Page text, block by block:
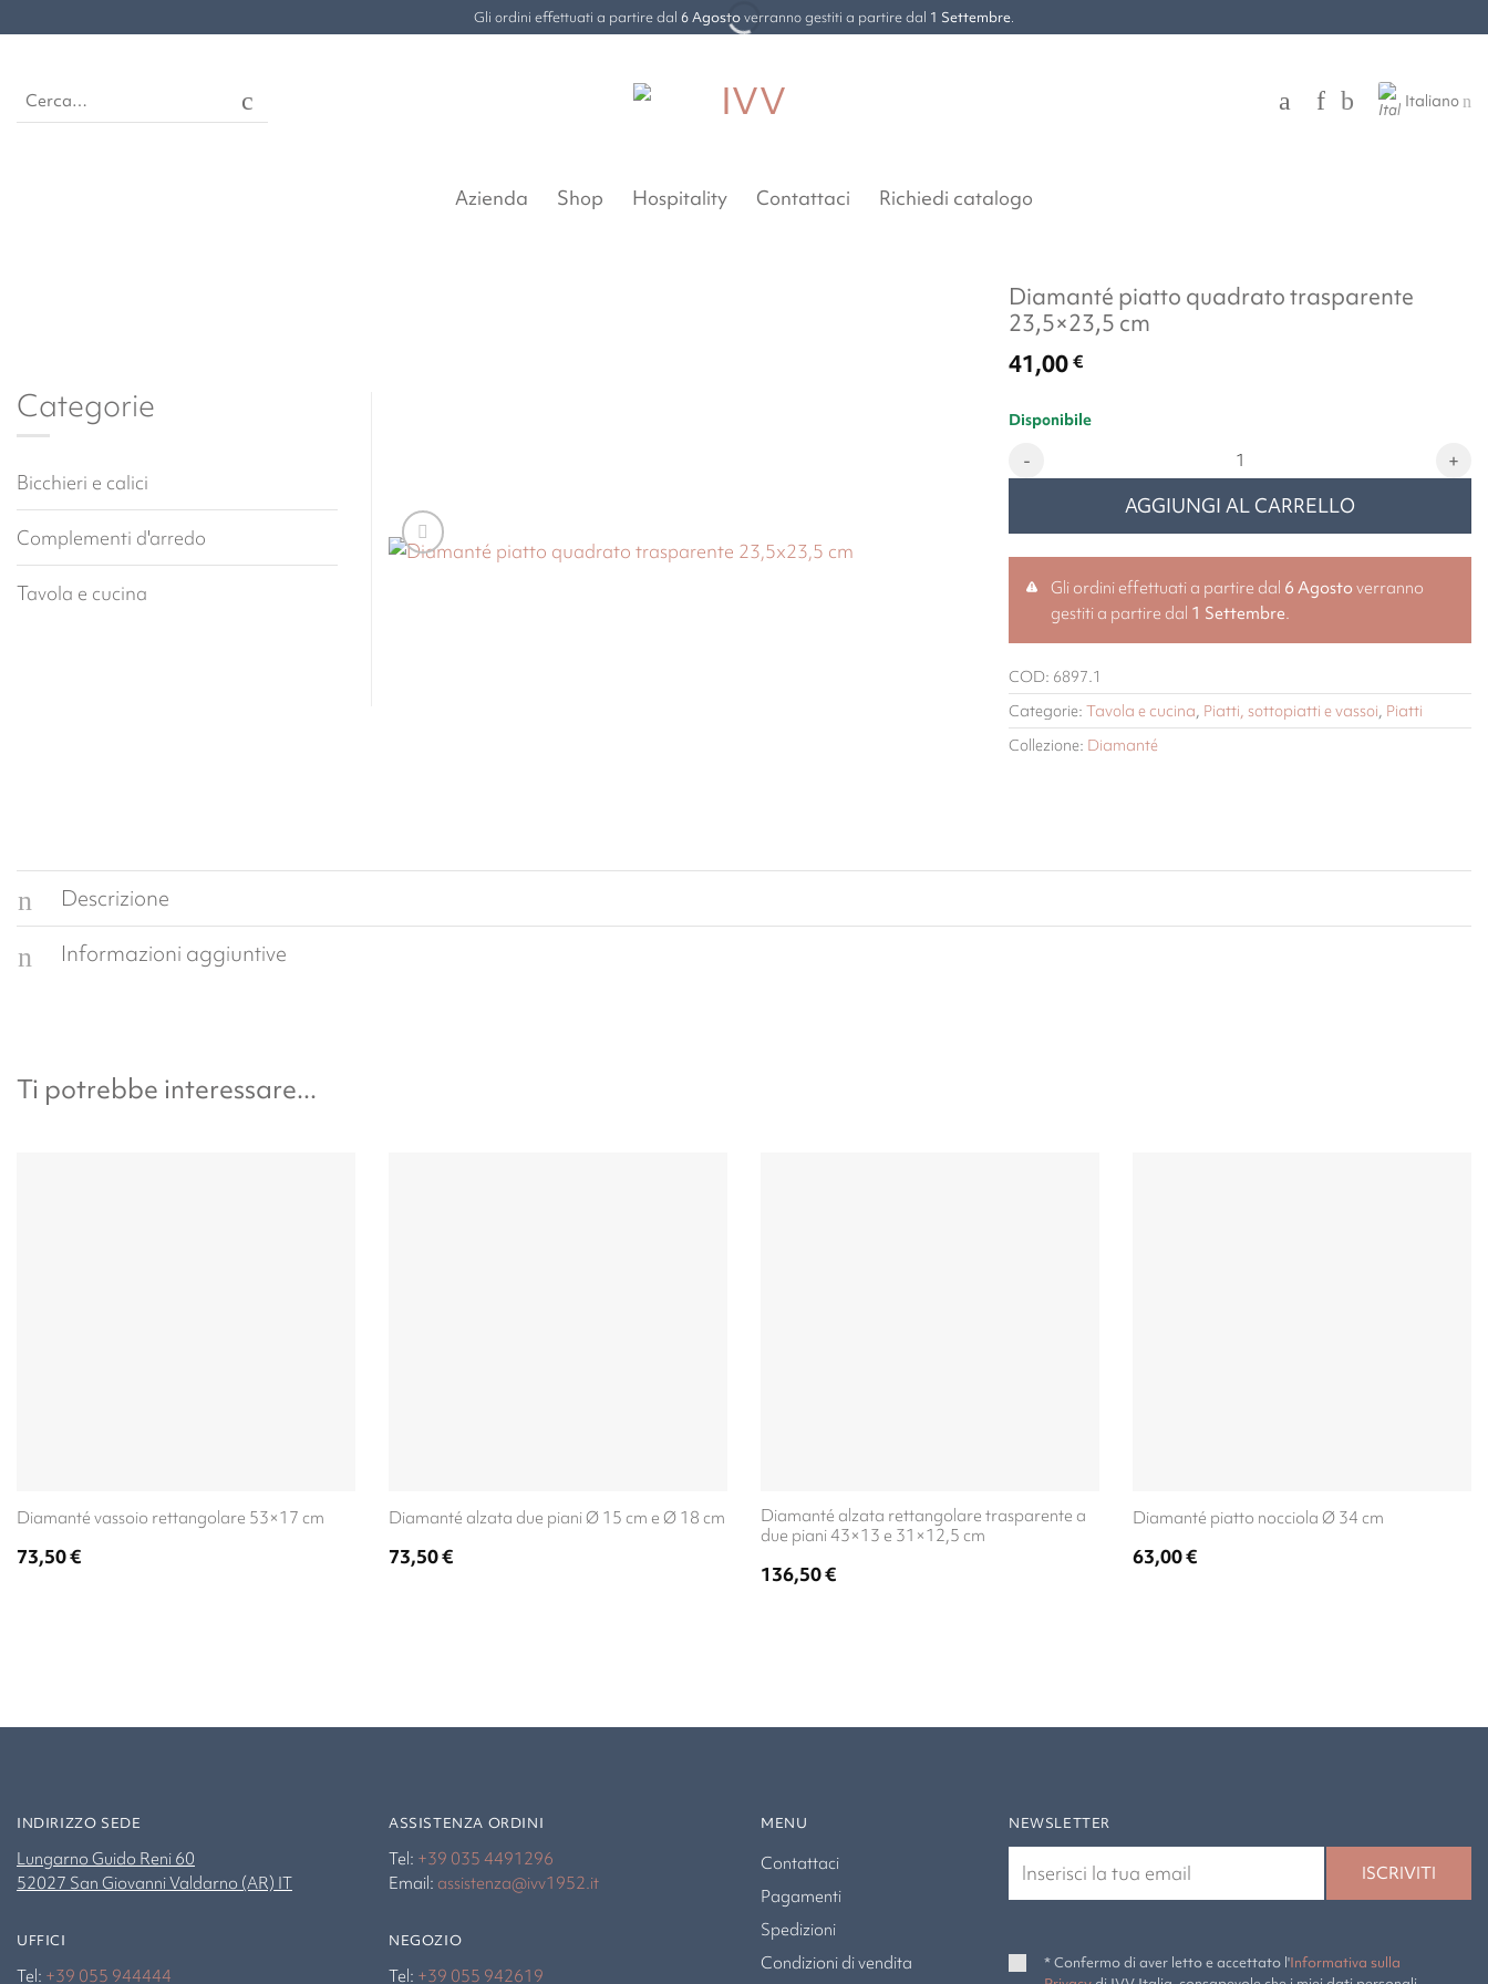
ai
Gli ordini effettuati a partire dal 6 Agostoverranno gestiti a partire dal 1 Settembre.
Italiano
Azienda Shop Hospitality Contattaci Richiedi catalogo
Diamanté piatto quadrato trasparente
23,5×23,5 cm
41,00€
Disponibile
Diamanté piatto quadrato trasparente 23,5x23,5 cm quantità
AGGIUNGI AL CARRELLO
Gli ordini effettuati a partire dal 6 Agostoverranno
gestiti a partire dal 1 Settembre.
COD: 6897.1
Categorie: Tavola e cucina, Piatti, sottopiatti e vassoi, Piatti
Collezione: Diamanté
Categorie
Bicchieri e calici
Complementi d'arredo
Tavola e cucina
Descrizione
Informazioni aggiuntive
Ti potrebbe interessare...
Diamanté vassoio rettangolare 53×17 cm
73,50€
Diamanté alzata due piani Ø 15 cm e Ø 18 cm
73,50€
Diamanté alzata rettangolare trasparente a
due piani 43×13 e 31×12,5 cm
136,50€
Diamanté piatto nocciola Ø 34 cm
63,00€
INDIRIZZO SEDE
Lungarno Guido Reni 60
52027 San Giovanni Valdarno (AR) IT
UFFICI
Tel: +39 055 944444
ASSISTENZA ORDINI
Tel: +39 035 4491296
Email: assistenza@ivv1952.it
NEGOZIO
Tel: +39 055 942619
MENU
Contattaci
Pagamenti
Spedizioni
Condizioni di vendita
NEWSLETTER
* Confermo di aver letto e accettato l'Informativa sulla